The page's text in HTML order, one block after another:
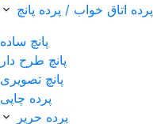
پرده اتاق خواب / پرده پانچ
پانچ ساده
پانچ طرح دار
پانچ تصویری
پرده چاپی
پرده حریر